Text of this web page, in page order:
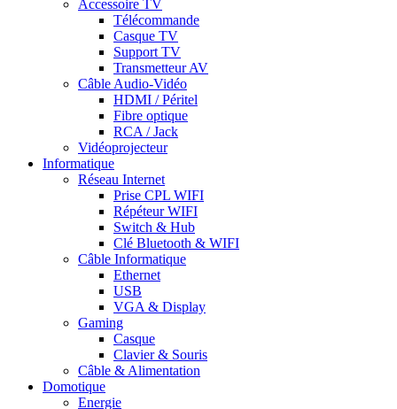
Accessoire TV
Télécommande
Casque TV
Support TV
Transmetteur AV
Câble Audio-Vidéo
HDMI / Péritel
Fibre optique
RCA / Jack
Vidéoprojecteur
Informatique
Réseau Internet
Prise CPL WIFI
Répéteur WIFI
Switch & Hub
Clé Bluetooth & WIFI
Câble Informatique
Ethernet
USB
VGA & Display
Gaming
Casque
Clavier & Souris
Câble & Alimentation
Domotique
Energie